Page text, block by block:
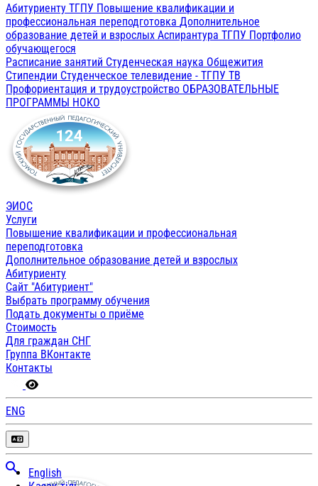
Абитуриенту ТГПУ Повышение квалификации и
профессиональная переподготовка Дополнительное
образование детей и взрослых Аспирантура ТГПУ Портфолио
обучающегося
Расписание занятий Студенческая наука Общежития
Стипендии Студенческое телевидение - ТГПУ ТВ
Профориентация и трудоустройство ОБРАЗОВАТЕЛЬНЫЕ
ПРОГРАММЫ НОКО
ЭИОС
Услуги
Повышение квалификации и профессиональная
переподготовка
Дополнительное образование детей и взрослых
Абитуриенту
Сайт "Абитуриент"
Выбрать программу обучения
Подать документы о приёме
Стоимость
Для граждан СНГ
Группа ВКонтакте
Контакты
ENG
English